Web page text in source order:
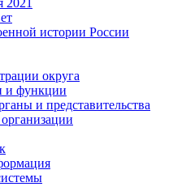
2021
истории России
округа
и функции
и представительства